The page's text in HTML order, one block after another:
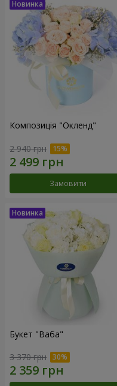
Композиція "Окленд"
2 940 грн
Замовити
Букет "Ваба"
3 370 грн